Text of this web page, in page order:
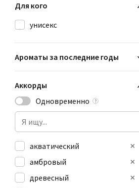
Для кого
унисекс
Ароматы за последние годы
Аккорды
Одновременно
?
акватический
амбровый
древесный